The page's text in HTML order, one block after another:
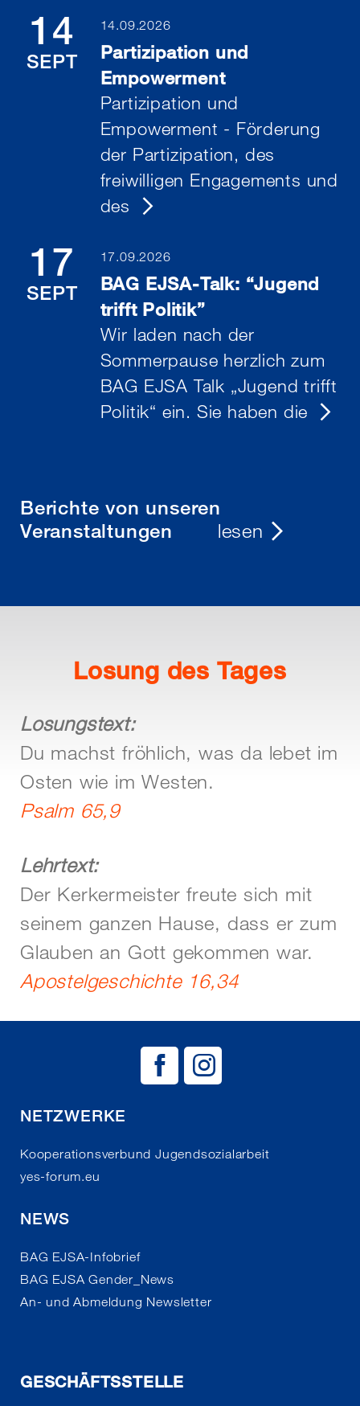
14
SEPT
14.09.2026
Partizipation und
Empowerment
Partizipation und
Empowerment - Förderung
der Partizipation, des
freiwilligen Engagements und
des
17
SEPT
17.09.2026
BAG EJSA-Talk: “Jugend
trifft Politik”
Wir laden nach der
Sommerpause herzlich zum
BAG EJSA Talk „Jugend trifft
Politik“ ein. Sie haben die
Berichte von unseren
Veranstaltungen
lesen
Losung des Tages
Losungstext:
Du machst fröhlich, was da lebet im
Osten wie im Westen.
Psalm 65,9
Lehrtext:
Der Kerkermeister freute sich mit
seinem ganzen Hause, dass er zum
Glauben an Gott gekommen war.
Apostelgeschichte 16,34
NETZWERKE
Kooperationsverbund Jugendsozialarbeit
yes-forum.eu
NEWS
BAG EJSA-Infobrief
BAG EJSA Gender_News
An- und Abmeldung Newsletter
BAG EJSA
GESCHÄFTSSTELLE